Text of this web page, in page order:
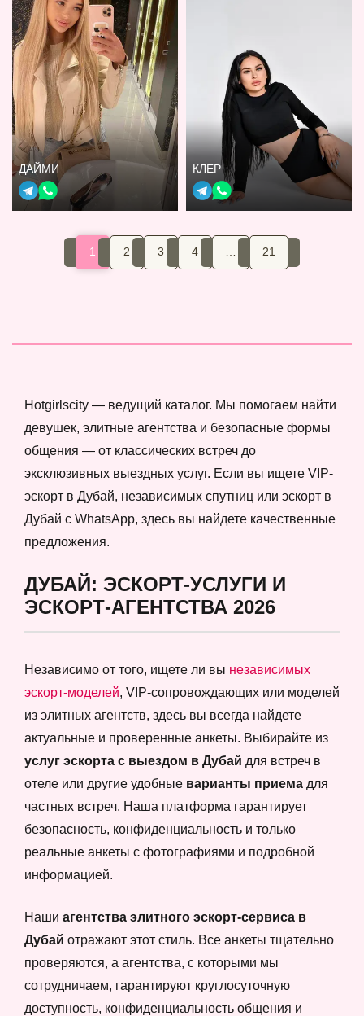
ДАЙМИ КЛЕР
1 2 3 4 21
Hotgirlscity — ведущий каталог. Мы помогаем найти
девушек, элитные агентства и безопасные формы
общения — от классических встреч до
эксклюзивных выездных услуг. Если вы ищете VIP-
эскорт в Дубай, независимых спутниц или эскорт в
Дубай с WhatsApp, здесь вы найдете качественные
предложения.
ДУБАЙ: ЭСКОРТ-УСЛУГИ И
ЭСКОРТ-АГЕНТСТВА 2026
Независимо от того, ищете ли вы независимых
эскорт-моделей, VIP-сопровождающих или моделей
из элитных агентств, здесь вы всегда найдете
актуальные и проверенные анкеты. Выбирайте из
услуг эскорта с выездом в Дубай для встреч в
отеле или другие удобные варианты приема для
частных встреч. Наша платформа гарантирует
безопасность, конфиденциальность и только
реальные анкеты с фотографиями и подробной
информацией.
Наши агентства элитного эскорт-сервиса в
Дубай отражают этот стиль. Все анкеты тщательно
проверяются, а агентства, с которыми мы
сотрудничаем, гарантируют круглосуточную
доступность, конфиденциальность общения и